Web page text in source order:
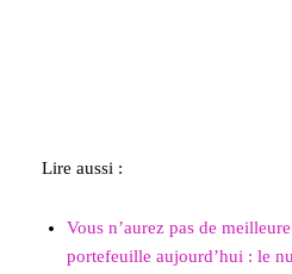
Lire aussi :
Vous n’aurez pas de
portefeuille aujourd’hui : le